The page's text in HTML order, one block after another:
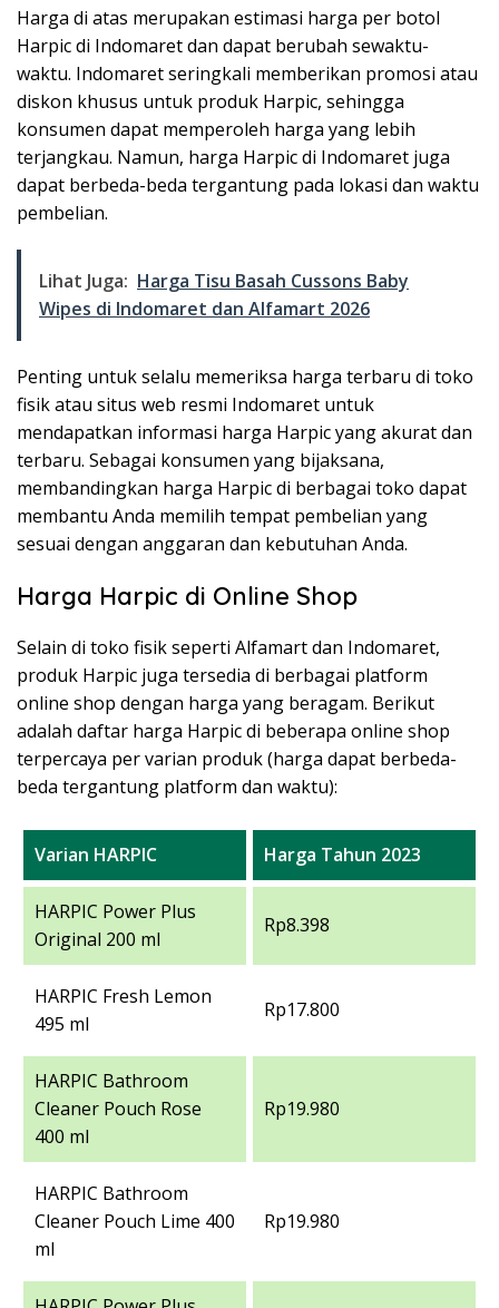
Harga di atas merupakan estimasi harga per botol
Harpic di Indomaret dan dapat berubah sewaktu-
waktu. Indomaret seringkali memberikan promosi atau
diskon khusus untuk produk Harpic, sehingga
konsumen dapat memperoleh harga yang lebih
terjangkau. Namun, harga Harpic di Indomaret juga
dapat berbeda-beda tergantung pada lokasi dan waktu
pembelian.
Lihat Juga: Harga Tisu Basah Cussons Baby
Wipes di Indomaret dan Alfamart 2026
Penting untuk selalu memeriksa harga terbaru di toko
fisik atau situs web resmi Indomaret untuk
mendapatkan informasi harga Harpic yang akurat dan
terbaru. Sebagai konsumen yang bijaksana,
membandingkan harga Harpic di berbagai toko dapat
membantu Anda memilih tempat pembelian yang
sesuai dengan anggaran dan kebutuhan Anda.
Harga Harpic di Online Shop
Selain di toko fisik seperti Alfamart dan Indomaret,
produk Harpic juga tersedia di berbagai platform
online shop dengan harga yang beragam. Berikut
adalah daftar harga Harpic di beberapa online shop
terpercaya per varian produk (harga dapat berbeda-
beda tergantung platform dan waktu):
Varian HARPIC Harga Tahun 2023
HARPIC Power Plus
Original 200 ml
Rp8.398
HARPIC Fresh Lemon
495 ml
Rp17.800
HARPIC Bathroom
Cleaner Pouch Rose
400 ml
Rp19.980
HARPIC Bathroom
Cleaner Pouch Lime 400
ml
Rp19.980